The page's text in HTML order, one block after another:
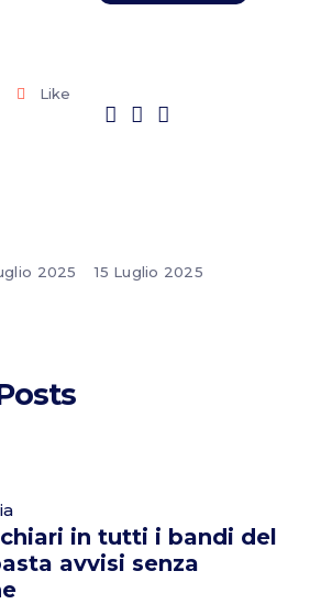
Like
2025 15 Luglio 2025
in tutti i bandi del
avvisi senza